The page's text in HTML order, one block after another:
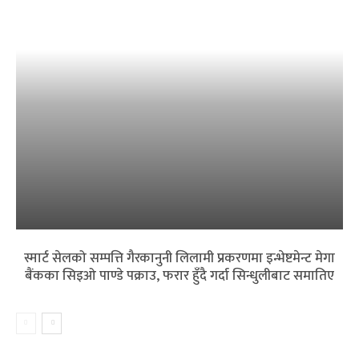
स्मार्ट सेलको सम्पत्ति गैरकानुनी लिलामी प्रकरणमा इन्भेष्टमेन्ट मेगा
बैंकका सिइओ पाण्डे पक्राउ, फरार हुँदै गर्दा सिन्धुलीबाट समातिए